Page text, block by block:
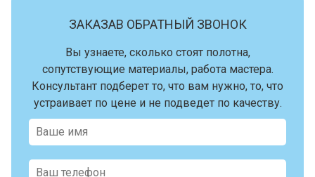
ЗАКАЗАВ ОБРАТНЫЙ ЗВОНОК
Вы узнаете, сколько стоят полотна,
сопутствующие материалы, работа мастера.
Консультант подберет то, что вам нужно, то, что
устраивает по цене и не подведет по качеству.